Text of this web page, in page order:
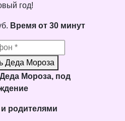
год!
Время от 30 минут
Деда Мороза
Мороза, под
родителями